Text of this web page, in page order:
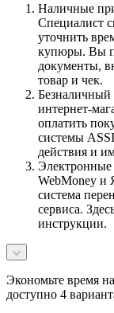
Наличные
Специалист
уточнить
купюры. Вы
документы,
товар и чек.
Безналичный
интернет-
оплатить
системы
действия и
Электронные
WebMoney и
система
сервиса.
инструкции.
Экономьте время
доступно 4